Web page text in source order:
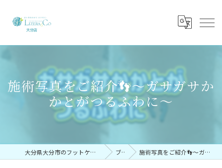
施術写真をご紹介👣～ガサガサか
かとがつるふわに～
大分県大分市のフットケアならリゼラアンドコー大分店 ブログ 施術写真をご紹介👣～ガサガサかかとがつるふわに～